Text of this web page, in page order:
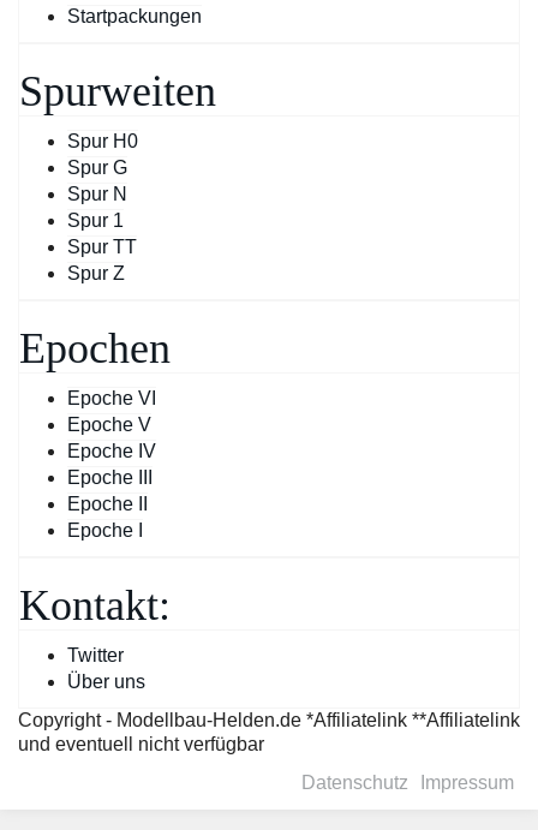
Startpackungen
Spurweiten
Spur H0
Spur G
Spur N
Spur 1
Spur TT
Spur Z
Epochen
Epoche VI
Epoche V
Epoche IV
Epoche III
Epoche II
Epoche I
Kontakt:
Twitter
Über uns
Copyright - Modellbau-Helden.de *Affiliatelink **Affiliatelink
und eventuell nicht verfügbar
Datenschutz
Impressum